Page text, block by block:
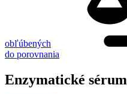
obľúbených
do porovnania
Enzymatické sérum